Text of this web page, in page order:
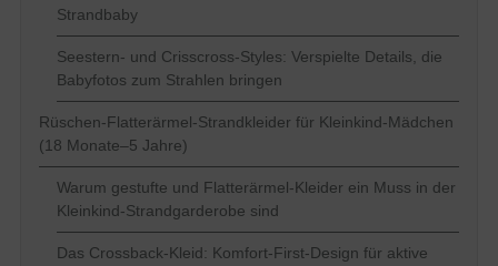
Strandbaby
Seestern- und Crisscross-Styles: Verspielte Details, die
Babyfotos zum Strahlen bringen
Rüschen-Flatterärmel-Strandkleider für Kleinkind-Mädchen
(18 Monate–5 Jahre)
Warum gestufte und Flatterärmel-Kleider ein Muss in der
Kleinkind-Strandgarderobe sind
Das Crossback-Kleid: Komfort-First-Design für aktive